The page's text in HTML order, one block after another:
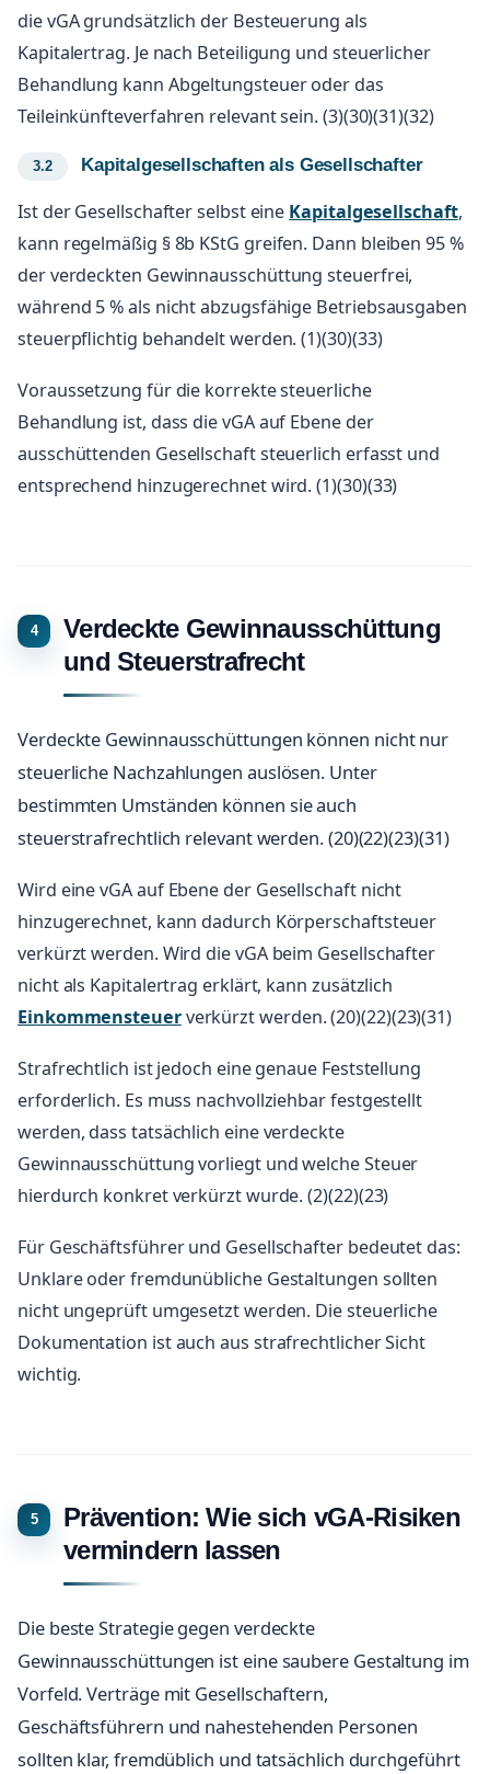
die vGA grundsätzlich der Besteuerung als
Kapitalertrag. Je nach Beteiligung und steuerlicher
Behandlung kann Abgeltungsteuer oder das
Teileinkünfteverfahren relevant sein. (3)(30)(31)(32)
Kapitalgesellschaften als Gesellschafter
Ist der Gesellschafter selbst eine Kapitalgesellschaft,
kann regelmäßig § 8b KStG greifen. Dann bleiben 95 %
der verdeckten Gewinnausschüttung steuerfrei,
während 5 % als nicht abzugsfähige Betriebsausgaben
steuerpflichtig behandelt werden. (1)(30)(33)
Voraussetzung für die korrekte steuerliche
Behandlung ist, dass die vGA auf Ebene der
ausschüttenden Gesellschaft steuerlich erfasst und
entsprechend hinzugerechnet wird. (1)(30)(33)
Verdeckte Gewinnausschüttung
und Steuerstrafrecht
Verdeckte Gewinnausschüttungen können nicht nur
steuerliche Nachzahlungen auslösen. Unter
bestimmten Umständen können sie auch
steuerstrafrechtlich relevant werden. (20)(22)(23)(31)
Wird eine vGA auf Ebene der Gesellschaft nicht
hinzugerechnet, kann dadurch Körperschaftsteuer
verkürzt werden. Wird die vGA beim Gesellschafter
nicht als Kapitalertrag erklärt, kann zusätzlich
Einkommensteuerverkürzt werden. (20)(22)(23)(31)
Strafrechtlich ist jedoch eine genaue Feststellung
erforderlich. Es muss nachvollziehbar festgestellt
werden, dass tatsächlich eine verdeckte
Gewinnausschüttung vorliegt und welche Steuer
hierdurch konkret verkürzt wurde. (2)(22)(23)
Für Geschäftsführer und Gesellschafter bedeutet das:
Unklare oder fremdunübliche Gestaltungen sollten
nicht ungeprüft umgesetzt werden. Die steuerliche
Dokumentation ist auch aus strafrechtlicher Sicht
wichtig.
Prävention: Wie sich vGA-Risiken
vermindern lassen
Die beste Strategie gegen verdeckte
Gewinnausschüttungen ist eine saubere Gestaltung im
Vorfeld. Verträge mit Gesellschaftern,
Geschäftsführern und nahestehenden Personen
sollten klar, fremdüblich und tatsächlich durchgeführt